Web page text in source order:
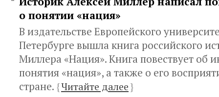
о понятии «нация»
В издательстве Европейского
Петербурге вышла книга российского
Миллера «Нация». Книга повествует об
понятия «нация», а также о его
стране. {Читайте далее}